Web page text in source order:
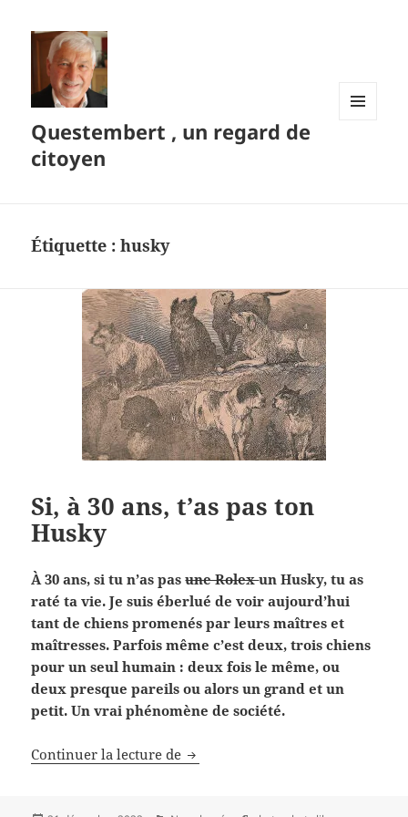
Questembert , un regard de
citoyen
Étiquette :husky
Si, à 30 ans, t’as pas ton
Husky
À 30 ans, si tu n’as pasune Rolexun Husky, tu as
raté ta vie. Je suis éberlué de voir aujourd’hui
tant de chiens promenés par leurs maîtres et
maîtresses. Parfois même c’est deux, trois chiens
pour un seul humain : deux fois le même, ou
deux presque pareils ou alors un grand et un
petit. Un vrai phénomène de société.
Continuer la lecture de Si, à 30 ans, t’as pas ton Husky